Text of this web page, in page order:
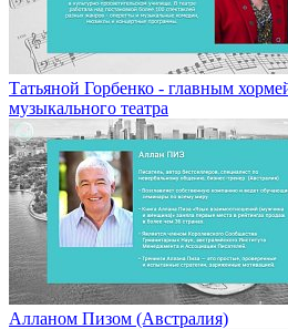
Татьяной Горбенко - главным
музыкального театра
Алланом Пизом (Австралия)